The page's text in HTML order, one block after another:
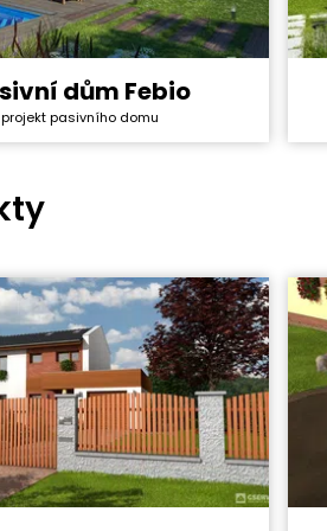
svépomocí:
5 028 000 Kč
dům Febio
projekt pasivního domu